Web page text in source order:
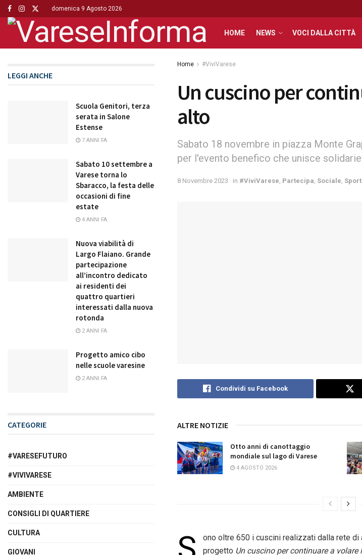
domenica 9 Agosto 2026
HOME NEWS VOCI DALLA CITTÀ
Home #ViviVarese
Un cuscino per
alto
Sabato 18 novembre in piazza Monte
per l'evento benefico che unisce
8 Novembre 2023 in #ViviVarese Partecipa Sociale Sport
Condividi su Facebook
ALTRE NOTIZIE
Otto anni di canottaggio
mondiale sul lago di Varese
4 AGOSTO 2026
ono oltre 650 i cuscini realizzati dalla rete
progetto Un cuscino per continuare a volare
LEGGI ANCHE
Scuola Genitori, terza
serata in Salone
Estense
7 ANNI FA
Sabato 10 settembre a
Varese torna lo
Sbaracco, la festa delle
occasioni di fine
estate
4 ANNI FA
Nuova viabilità di
Largo Flaiano. Grande
partecipazione
all’incontro dedicato
ai residenti dei
quattro quartieri
interessati dalla nuova
rotonda
2 ANNI FA
Progetto amico cibo
nelle scuole varesine
2 ANNI FA
CATEGORIE
#VARESEFUTURO
#VIVIVARESE
AMBIENTE
CONSIGLI DI QUARTIERE
CULTURA
GIOVANI